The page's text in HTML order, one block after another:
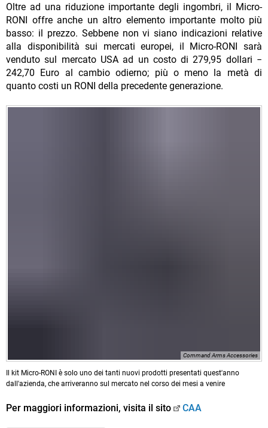
Oltre ad una riduzione importante degli ingombri, il Micro-
RONI offre anche un altro elemento importante molto più
basso: il prezzo. Sebbene non vi siano indicazioni relative
alla disponibilità sui mercati europei, il Micro-RONI sarà
venduto sul mercato USA ad un costo di 279,95 dollari −
242,70 Euro al cambio odierno; più o meno la metà di
quanto costi un RONI della precedente generazione.
Command Arms Accessories
Il kit Micro-RONI è solo uno dei tanti nuovi prodotti presentati quest'anno
dall'azienda, che arriveranno sul mercato nel corso dei mesi a venire
Per maggiori informazioni, visita il sito CAA